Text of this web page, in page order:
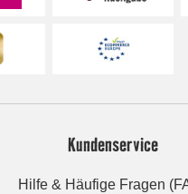
Kundenservice
Hilfe & Häufige Fragen